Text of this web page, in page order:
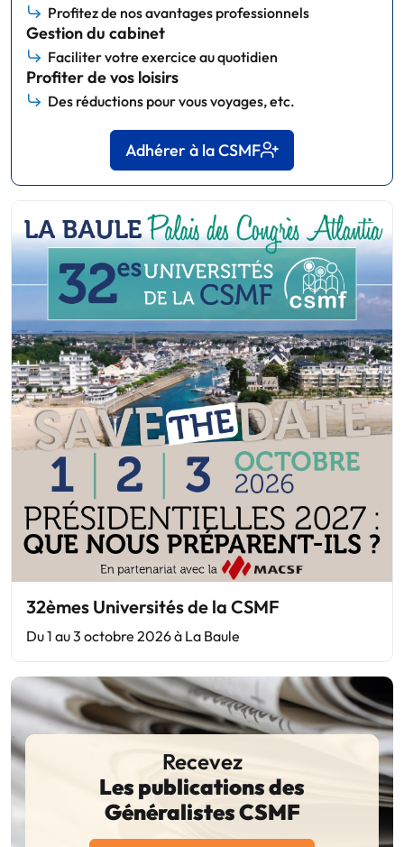
Profitez de nos avantages professionnels
Gestion du cabinet
Faciliter votre exercice au quotidien
Profiter de vos loisirs
Des réductions pour vous voyages, etc.
Adhérer à la CSMF
32èmes Universités de la CSMF
Du 1 au 3 octobre 2026 à La Baule
Recevez
Les publications des
Généralistes CSMF